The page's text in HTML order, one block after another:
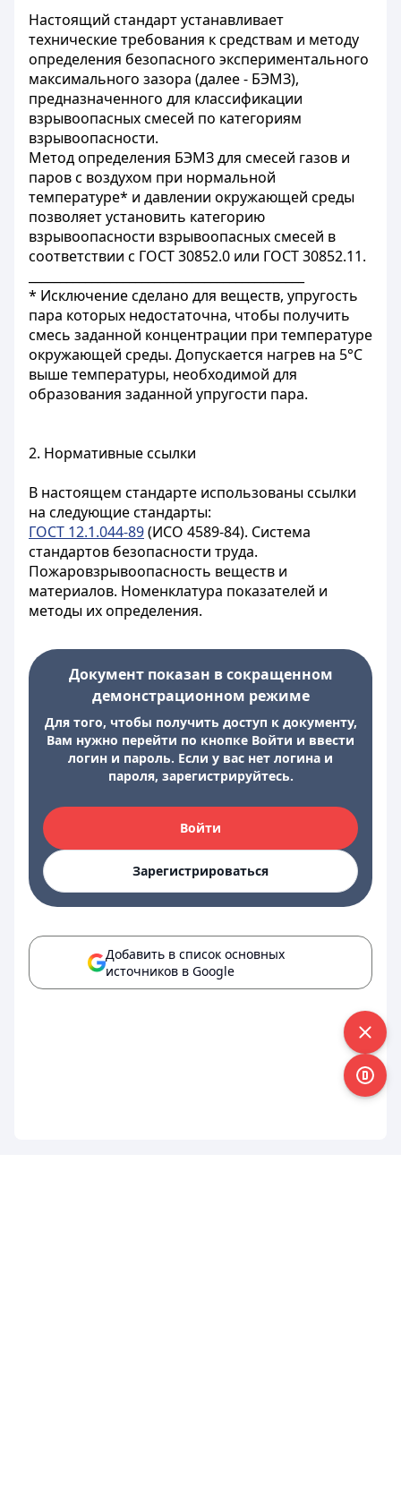
Настоящий стандарт устанавливает
технические требования к средствам и методу
определения безопасного экспериментального
максимального зазора (далее - БЭМЗ),
предназначенного для классификации
взрывоопасных смесей по категориям
взрывоопасности.
Метод определения БЭМЗ для смесей газов и
паров с воздухом при нормальной
температуре* и давлении окружающей среды
позволяет установить категорию
взрывоопасности взрывоопасных смесей в
соответствии с ГОСТ 30852.0 или ГОСТ 30852.11.
* Исключение сделано для веществ, упругость
пара которых недостаточна, чтобы получить
смесь заданной концентрации при температуре
окружающей среды. Допускается нагрев на 5°С
выше температуры, необходимой для
образования заданной упругости пара.
2. Нормативные ссылки
В настоящем стандарте использованы ссылки
на следующие стандарты:
ГОСТ 12.1.044-89(ИСО 4589-84). Система
стандартов безопасности труда.
Пожаровзрывоопасность веществ и
материалов. Номенклатура показателей и
методы их определения.
Документ показан в сокращенном
демонстрационном режиме
Для того, чтобы получить доступ к документу,
Вам нужно перейти по кнопке Войти и ввести
логин и пароль. Если у вас нет логина и
пароля, зарегистрируйтесь.
Войти
Зарегистрироваться
Добавить в список основных
источников в Google